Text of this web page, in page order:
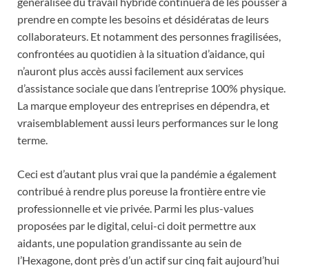
prendre en compte les besoins et désidératas de leurs
collaborateurs. Et notamment des personnes fragilisées,
confrontées au quotidien à la situation d’aidance, qui
n’auront plus accès aussi facilement aux services
d’assistance sociale que dans l’entreprise 100% physique.
La marque employeur des entreprises en dépendra, et
vraisemblablement aussi leurs performances sur le long
terme.
Ceci est d’autant plus vrai que la pandémie a également
contribué à rendre plus poreuse la frontière entre vie
professionnelle et vie privée. Parmi les plus-values
proposées par le digital, celui-ci doit permettre aux
aidants, une population grandissante au sein de
l’Hexagone, dont près d’un actif sur cinq fait aujourd’hui